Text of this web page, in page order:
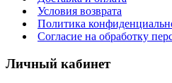
Условия возврата
Политика
Согласие на обработку
Личный кабинет